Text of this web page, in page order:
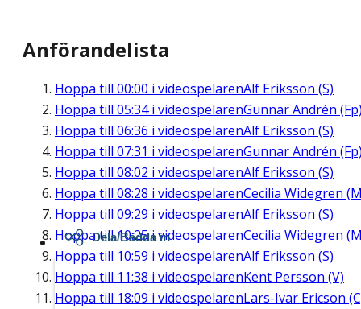
Anförandelista
Hoppa till 00:00 i videospelarenAlf Eriksson (S)
Hoppa till 05:34i videospelarenGunnar Andrén
Hoppa till 06:36 i videospelarenAlf Eriksson (S)
Hoppa till 07:31 i videospelarenGunnar Andrén
Hoppa till 08:02 i videospelarenAlf Eriksson (S)
Hoppa till 08:28 i videospelarenCecilia Widegren
Hoppa till 09:29 i videospelarenAlf Eriksson (S)
Hoppa till10:25i videospelarenCecilia Widegren
Hoppa till 10:59 i videospelarenAlf Eriksson (S)
Hoppa till 11:38 i videospelarenKent Persson (V)
Hoppa till 18:09 i videospelarenLars-Ivar Ericson
Dela/Bädda in